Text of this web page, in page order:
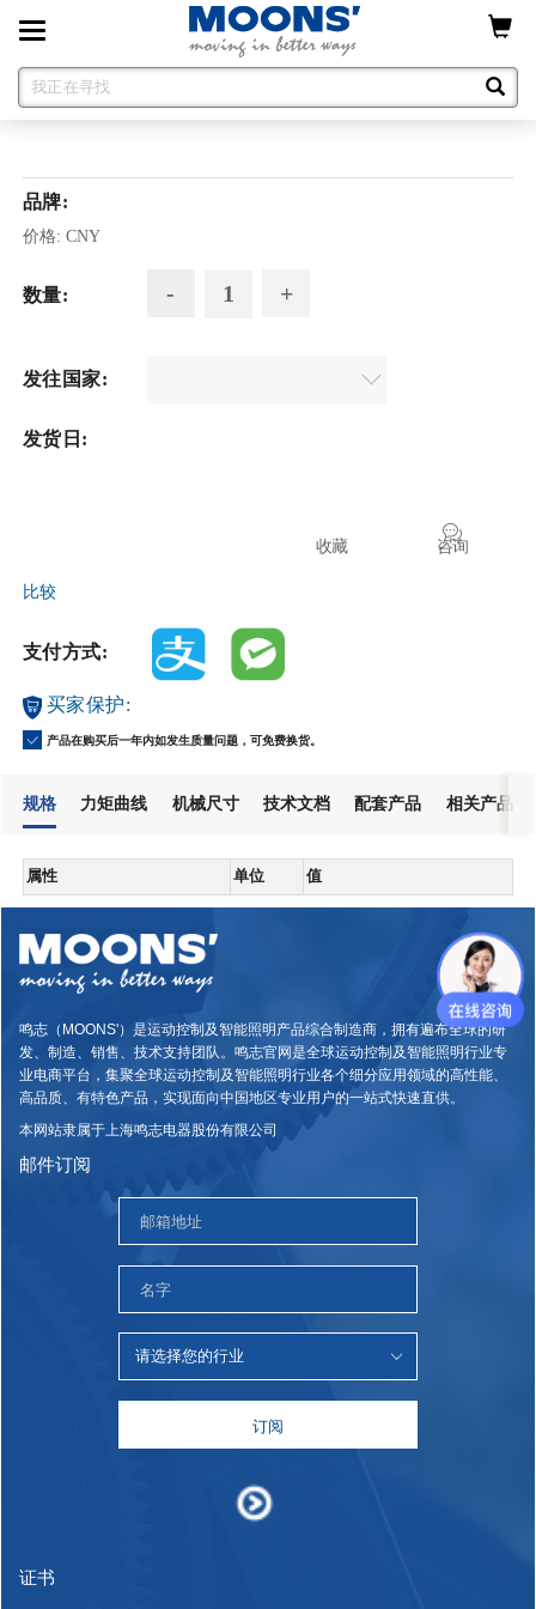
Toggle
navigation
品牌:
价格: CNY
数量:
发往国家:
发货日:
咨询
收藏
比较
支付方式:
买家保护:
产品在购买后一年内如发生质量问题，可免费换货。
规格 力矩曲线 机械尺寸 技术文档 配套产品 相关产品
属性 单位 值
鸣志（MOONS'）是运动控制及智能照明产品综合制造商，拥有遍布全球的研
发、制造、销售、技术支持团队。鸣志官网是全球运动控制及智能照明行业专
业电商平台，集聚全球运动控制及智能照明行业各个细分应用领域的高性能、
高品质、有特色产品，实现面向中国地区专业用户的一站式快速直供。
本网站隶属于上海鸣志电器股份有限公司
邮件订阅
订阅
证书